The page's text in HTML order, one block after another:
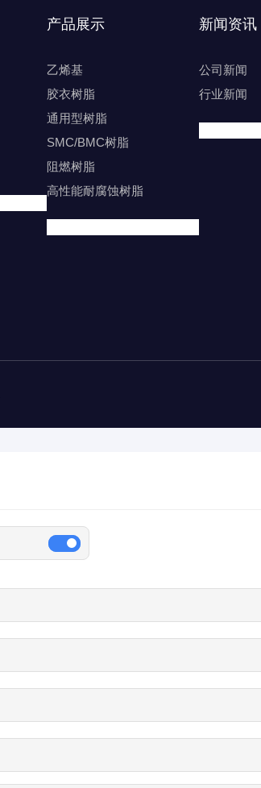
产品展示
乙烯基
胶衣树脂
通用型树脂
SMC/BMC树脂
阻燃树脂
高性能耐腐蚀树脂
新闻资讯
公司新闻
行业新闻